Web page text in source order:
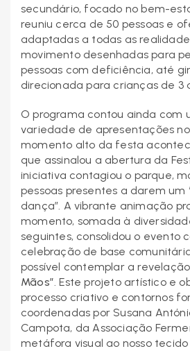
secundário, focado no bem-
reuniu cerca de 50 pessoas e
adaptadas a todas as
movimento desenhadas para
pessoas com deficiência, até
direcionada para crianças de 3
O programa contou ainda com
variedade de apresentações
momento alto da festa
que assinalou a abertura da
iniciativa contagiou o parque,
pessoas presentes a darem um
dança”. A vibrante animação
momento, somada à
seguintes, consolidou o evento
celebração de base
possível contemplar a
Mãos”. Este projeto artístico e
processo criativo e contornos
coordenadas por Susana
Campota, da Associação
metáfora visual ao nosso